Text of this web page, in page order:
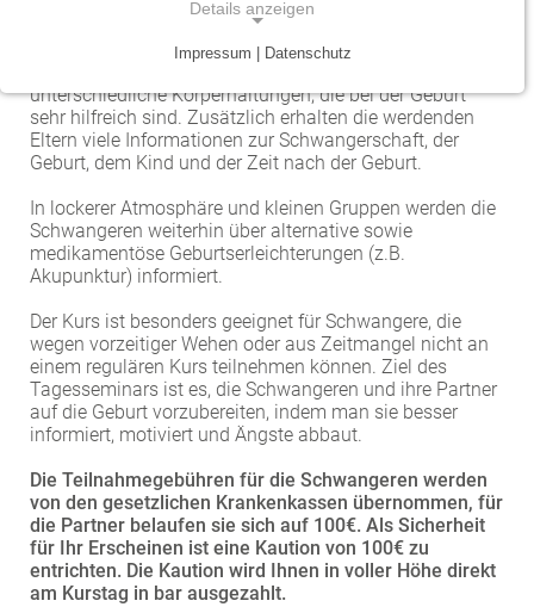
Vereinbarkeit von Beruf und Leben
Mitarbeitervorteile
Kinder- und Jugendmedizin
Neurologie
Psychiatrie und Psychotherapie
Anästhesiologie, operative Intensivmedizin und
Schmerztherapie
Gynäkologie und Geburtshilfe
Hals-, Nase- und Ohren-Erkrankungen
Dermatologie und Allergologie
Alle Kliniken, Fachbereiche und Zentren
Traumazentrum
Tumorzentrum
Viszeralonkologisches Zentrum (Darm, Pankreas)
Vorhofflimmerzentrum
Zentrum für Arbeitsmedizin, Arbeitssicherheit und
Brandschutz
Zentrum für Kinderdiabetes (DDG)
Zentrum für Lymphome und Leukämien
Alle Kliniken, Fachbereiche und Zentren
Patientenfürsprecher
Physiotherapie
Seelsorge
Soziale Dienste
Alle Kliniken, Fachbereiche und Zentren
Im Kurs erlernen die Teilnehmer-innen wichtige Atem-,
unterschiedliche Körperhaltungen, die bei der Geburt
sehr hilfreich sind. Zusätzlich erhalten die werdenden
Eltern viele Informationen zur Schwangerschaft, der
Geburt, dem Kind und der Zeit nach der Geburt.
In lockerer Atmosphäre und kleinen Gruppen werden die
Schwangeren weiterhin über alternative sowie
medikamentöse Geburtserleichterungen (z.B.
Akupunktur) informiert.
Der Kurs ist besonders geeignet für Schwangere, die
wegen vorzeitiger Wehen oder aus Zeitmangel nicht an
einem regulären Kurs teilnehmen können. Ziel des
Tagesseminars ist es, die Schwangeren und ihre Partner
auf die Geburt vorzubereiten, indem man sie besser
informiert, motiviert und Ängste abbaut.
Die Teilnahmegebühren für die Schwangeren werden
von den gesetzlichen Krankenkassen übernommen, für
die Partner belaufen sie sich auf 100€. Als Sicherheit
für Ihr Erscheinen ist eine Kaution von 100€ zu
entrichten. Die Kaution wird Ihnen in voller Höhe direkt
am Kurstag in bar ausgezahlt.
Details anzeigen
Notwendige Cookies ermöglichen grundlegende
Funktionen und sind für die einwandfreie Funktion
der Website erforderlich.
Einverständnis-Cookie
Name:
Zweck:
Dieser Cookie speichert die ausgewählten
Einverständnis-Optionen des Benutzers
Cookie Laufzeit:
EXTERNE MEDIEN
Um Inhalte von Videoplattformen und Social Media
Impressum | Datenschutz